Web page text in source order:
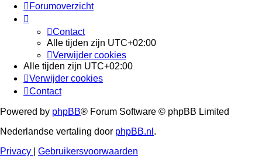
Forumoverzicht
Contact
Alle tijden zijn UTC+02:00
Verwijder cookies
Alle tijden zijn UTC+02:00
Verwijder cookies
Contact
Powered by phpBB® Forum Software © phpBB Limited
Nederlandse vertaling door phpBB.nl .
Privacy
Gebruikersvoorwaarden